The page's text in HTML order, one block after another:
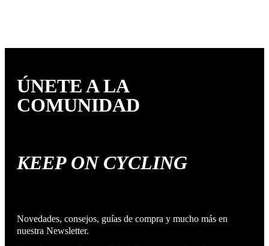
ÚNETE A LA
COMUNIDAD
KEEP ON CYCLING
Novedades, consejos, guías de compra y mucho más en
nuestra Newsletter.